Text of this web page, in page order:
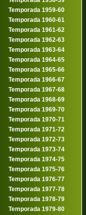
Temporada 1959-60
Temporada 1960-61
Temporada 1961-62
Temporada 1962-63
Temporada 1963-64
Temporada 1964-65
Temporada 1965-66
Temporada 1966-67
Temporada 1967-68
Temporada 1968-69
Temporada 1969-70
Temporada 1970-71
Temporada 1971-72
Temporada 1972-73
Temporada 1973-74
Temporada 1974-75
Temporada 1975-76
Temporada 1976-77
Temporada 1977-78
Temporada 1978-79
Temporada 1979-80